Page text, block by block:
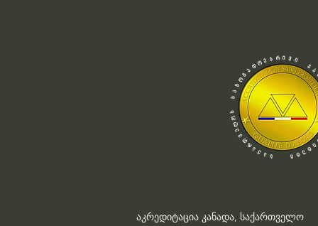
აკრედიტაცია კანადა, საქართველო